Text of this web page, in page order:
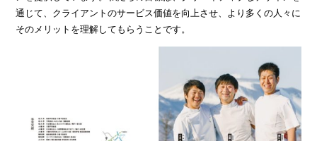
通じて、クライアントのサービス価値を向上させ、より多くの人々に
そのメリットを理解してもらうことです。